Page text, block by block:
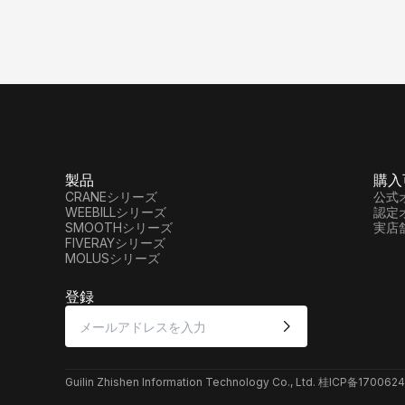
製品
CRANEシリーズ
WEEBILLシリーズ
SMOOTHシリーズ
FIVERAYシリーズ
MOLUSシリーズ
購
公式
認定
実店
登録
Guilin Zhishen Information Technology Co., Ltd. 桂ICP备